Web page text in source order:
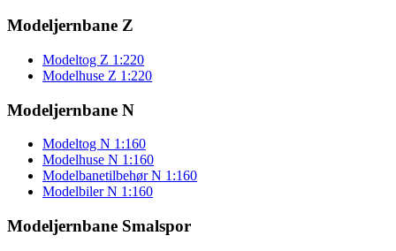
Modeljernbane Z
Modeltog Z 1:220
Modelhuse Z 1:220
Modeljernbane N
Modeltog N 1:160
Modelhuse N 1:160
Modelbanetilbehør N 1:160
Modelbiler N 1:160
Modeljernbane Smalspor